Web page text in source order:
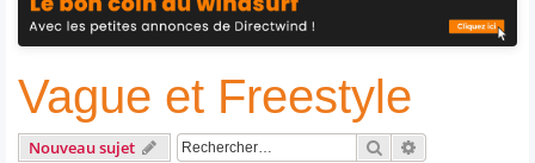
Vague et Freestyle
Nouveau sujet Rechercher